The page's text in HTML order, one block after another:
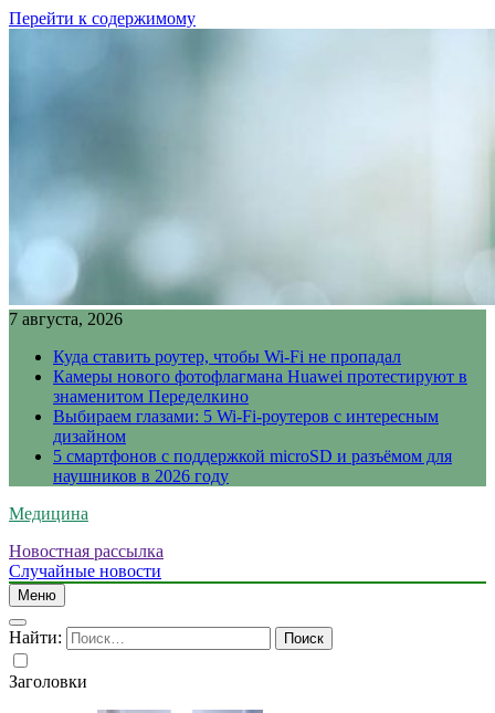
Перейти к содержимому
7 августа, 2026
Куда ставить роутер, чтобы Wi-Fi не пропадал
Камеры нового фотофлагмана Huawei протестируют в
знаменитом Переделкино
Выбираем глазами: 5 Wi-Fi-роутеров с интересным
дизайном
5 смартфонов с поддержкой microSD и разъёмом для
наушников в 2026 году
Медицина
Новостная рассылка
Случайные новости
Меню
Найти:
Заголовки